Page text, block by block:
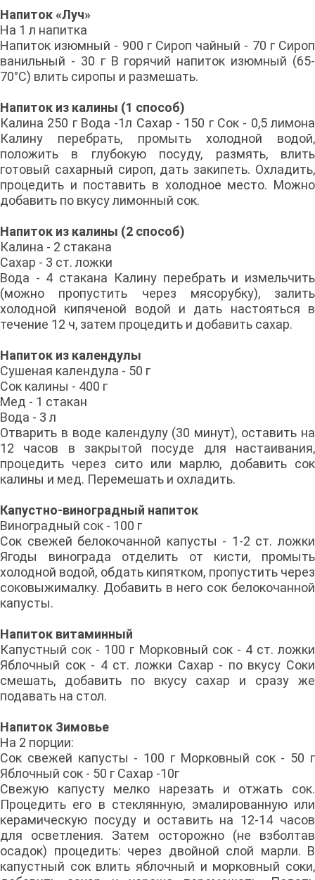
Напиток «Луч»
На 1 л напитка
Напиток изюмный - 900 г Сироп чайный - 70 г Сироп
ванильный - 30 г В горячий напиток изюмный (65-
70°С) влить сиропы и размешать.
Напиток из калины (1 способ)
Калина 250 г Вода -1л Сахар - 150 г Сок - 0,5 лимона
Калину перебрать, промыть холодной водой,
положить в глубокую посуду, размять, влить
готовый сахарный сироп, дать закипеть. Охладить,
процедить и поставить в холодное место. Можно
добавить по вкусу лимонный сок.
Напиток из калины (2 способ)
Калина - 2 стакана
Сахар - 3 ст. ложки
Вода - 4 стакана Калину перебрать и измельчить
(можно пропустить через мясоруб­ку), залить
холодной кипяченой водой и дать настояться в
течение 12 ч, затем процедить и добавить сахар.
Напиток из календулы
Сушеная календула - 50 г
Сок калины - 400 г
Мед - 1 стакан
Вода - 3 л
Отварить в воде календулу (30 минут), оставить на
12 часов в закрытой посуде для настаивания,
процедить через сито или марлю, добавить сок
калины и мед. Перемешать и охладить.
Капустно-виноградный напиток
Виноградный сок - 100 г
Сок свежей белокочанной капусты - 1-2 ст. ложки
Ягоды винограда отделить от кисти, промыть
холодной водой, обдать кипятком, пропустить через
соковыжималку. Добавить в него сок бело­кочанной
капусты.
Напиток витаминный
Капустный сок - 100 г Морковный сок - 4 ст. ложки
Яблочный сок - 4 ст. ложки Сахар - по вкусу Соки
смешать, добавить по вкусу сахар и сразу же
подавать на стол.
Напиток Зимовье
На 2 порции:
Сок свежей капусты - 100 г Морковный сок - 50 г
Яблочный сок - 50 г Сахар -10г
Свежую капусту мелко нарезать и отжать сок.
Процедить его в стеклянную, эмалированную или
керамическую посуду и оставить на 12-14 часов
для осветления. Затем осторожно (не взболтав
осадок) процедить: через двойной слой марли. В
капустный сок влить яблочный и морковный соки,